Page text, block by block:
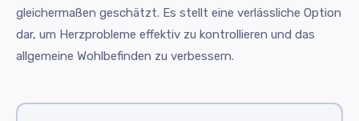
gleichermaßen geschätzt. Es stellt eine verlässliche Option
dar, um Herzprobleme effektiv zu kontrollieren und das
allgemeine Wohlbefinden zu verbessern.